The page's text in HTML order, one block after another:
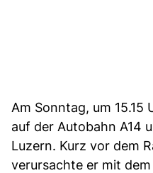
Am Sonntag, um
auf der Autobahn A14
Luzern. Kurz vor dem
verursachte er mit